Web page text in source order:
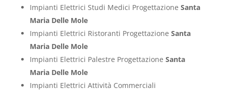
Impianti Elettrici Studi Medici Progettazione Santa
Maria Delle Mole
Impianti Elettrici Ristoranti Progettazione Santa
Maria Delle Mole
Impianti Elettrici Palestre Progettazione Santa
Maria Delle Mole
Impianti Elettrici Attività Commerciali